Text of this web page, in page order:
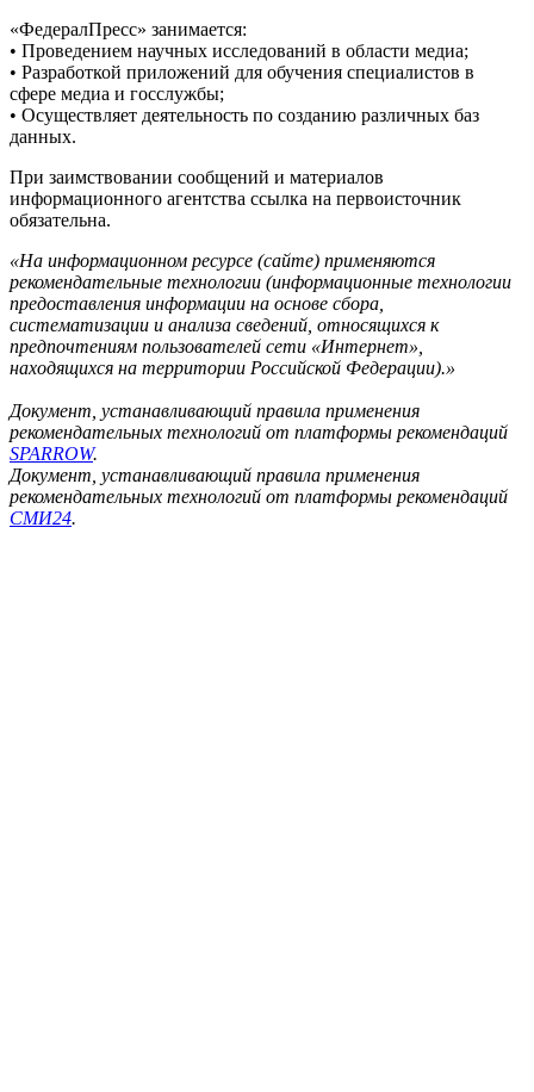
«ФедералПресс» занимается:
• Проведением научных исследований в области медиа;
• Разработкой приложений для обучения специалистов в
сфере медиа и госслужбы;
• Осуществляет деятельность по созданию различных баз
данных.
При заимствовании сообщений и материалов
информационного агентства ссылка на первоисточник
обязательна.
«На информационном ресурсе (сайте) применяются
рекомендательные технологии (информационные технологии
предоставления информации на основе сбора,
систематизации и анализа сведений, относящихся к
предпочтениям пользователей сети «Интернет»,
находящихся на территории Российской Федерации).»
Документ, устанавливающий правила применения
рекомендательных технологий от платформы рекомендаций
SPARROW.
Документ, устанавливающий правила применения
рекомендательных технологий от платформы рекомендаций
СМИ24.